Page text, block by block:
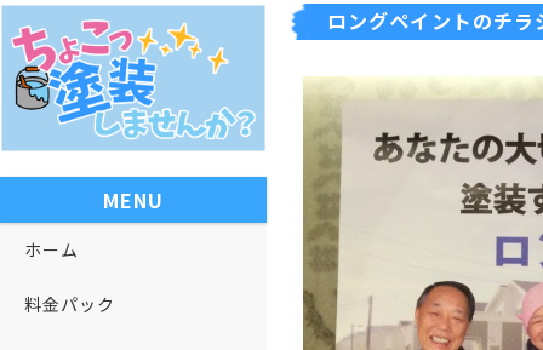
ロングペイントのチラ
MENU
ホーム
料金パック